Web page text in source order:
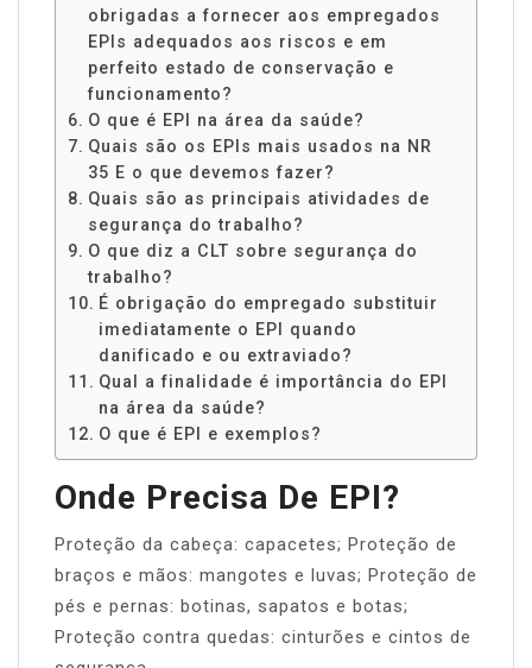
obrigadas a fornecer aos empregados
EPIs adequados aos riscos e em
perfeito estado de conservação e
funcionamento?
O que é EPI na área da saúde?
Quais são os EPIs mais usados na NR
35 E o que devemos fazer?
Quais são as principais atividades de
segurança do trabalho?
O que diz a CLT sobre segurança do
trabalho?
É obrigação do empregado substituir
imediatamente o EPI quando
danificado e ou extraviado?
Qual a finalidade é importância do EPI
na área da saúde?
O que é EPI e exemplos?
Onde Precisa De EPI?
Proteção da cabeça: capacetes; Proteção de
braços e mãos: mangotes e luvas; Proteção de
pés e pernas: botinas, sapatos e botas;
Proteção contra quedas: cinturões e cintos de